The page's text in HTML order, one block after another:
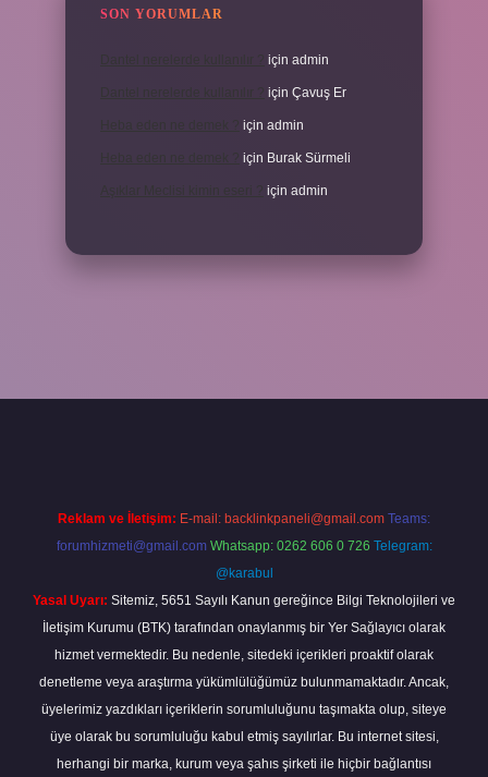
SON YORUMLAR
için admin
için Çavuş Er
için admin
için Burak Sürmeli
için admin
Reklam ve İletişim: E-mail: backlinkpaneli@gmail.com Teams:
forumhizmeti@gmail.com Whatsapp: 0262 606 0 726 Telegram:
@karabul
Yasal Uyarı: Sitemiz, 5651 Sayılı Kanun gereğince Bilgi Teknolojileri ve
İletişim Kurumu (BTK) tarafından onaylanmış bir Yer Sağlayıcı olarak
hizmet vermektedir. Bu nedenle, sitedeki içerikleri proaktif olarak
denetleme veya araştırma yükümlülüğümüz bulunmamaktadır. Ancak,
üyelerimiz yazdıkları içeriklerin sorumluluğunu taşımakta olup, siteye
üye olarak bu sorumluluğu kabul etmiş sayılırlar. Bu internet sitesi,
herhangi bir marka, kurum veya şahıs şirketi ile hiçbir bağlantısı